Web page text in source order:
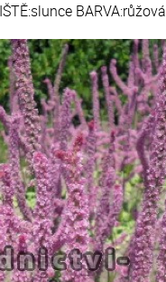
BARVA:růžová